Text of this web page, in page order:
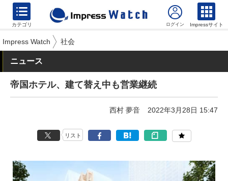
カテゴリ Impressサイト
Impress Watch 社会
ニュース
帝国ホテル、建て替え中も営業継続
西村 夢音 2022年3月28日 15:47
リスト